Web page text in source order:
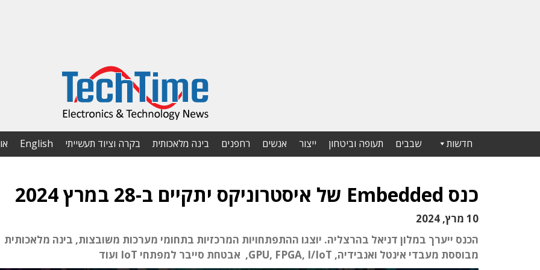
חדשות שבבים תעופה וביטחון ייצור אנשים רחפנים בינה מלאכותית בקרה וציוד תעשייתי English
כנס Embedded של איסטרוניקס יתקיים ב-28 במרץ 2024
10 מרץ, 2024
הכנס ייערך במלון דניאל בהרצליה. יוצגו ההתפתחויות המרכזיות בתחומי מערכות משובצות, בינה מלאכותית
מבוססת מעבדי אינטל ואנבידיה, GPU, FPGA, I/IoT, אבטחת סייבר למפתחי IoT ועוד